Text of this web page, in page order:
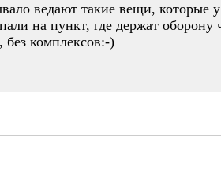
ведают такие вещи, которые
на пункт, где держат оборону
комплексов:-)